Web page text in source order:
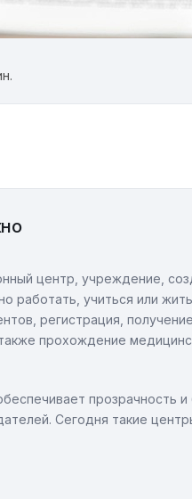
центр, учреждение,
работать, учиться или
регистрация,
прохождение
прозрачность и
Сегодня такие